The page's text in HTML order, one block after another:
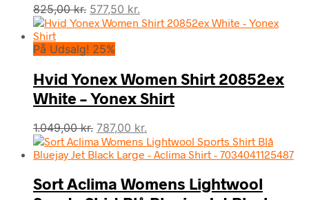
825,00kr. Den
oprindelige
var:
577,50 kr.
aktuelle
På Udsalg! 25%
Hvid Yonex Women Shirt 20852ex
White – Yonex Shirt
1.049,00kr. Den
oprindelige
pris
1.049,00 kr..
787,00 kr.
aktuelle
pris
787,00 kr..
Sort Aclima Womens Lightwool